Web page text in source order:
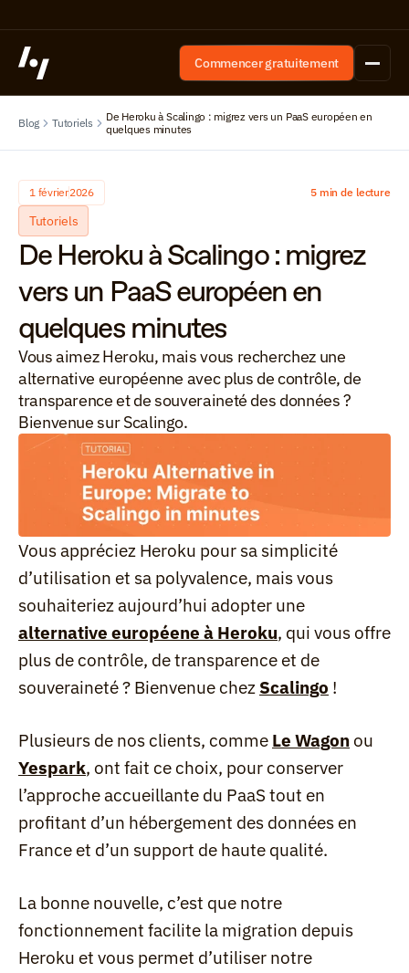
Commencer gratuitement
Blog Tutoriels
De Heroku à Scalingo : migrez vers un PaaS européen en
quelques minutes
1 février2026 5 min de lecture
Tutoriels
De Heroku à Scalingo : migrez
vers un PaaS européen en
quelques minutes
Vous aimez Heroku, mais vous recherchez une
alternative européenne avec plus de contrôle, de
transparence et de souveraineté des données ?
Bienvenue sur Scalingo.
Vous appréciez Heroku pour sa simplicité
d’utilisation et sa polyvalence, mais vous
alternative européene à Heroku, qui vous offre
plus de contrôle, de transparence et de
souveraineté ? Bienvenue chez Scalingo !
Plusieurs de nos clients, comme Le Wagon
Yespark, ont fait ce choix, pour conserver
l’approche accueillante du PaaS tout en
profitant d’un hébergement des données en
France et d’un support de haute qualité.
La bonne nouvelle, c’est que notre
fonctionnement facilite la migration depuis
Heroku et vous permet d’utiliser notre